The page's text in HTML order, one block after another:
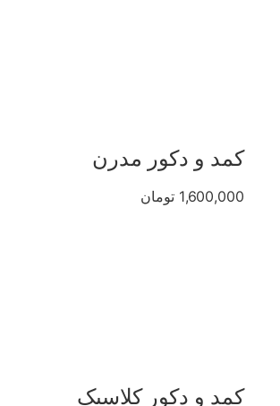
کمد و دکور مدرن
1,600,000 تومان
کمد و دکور کلاسیک